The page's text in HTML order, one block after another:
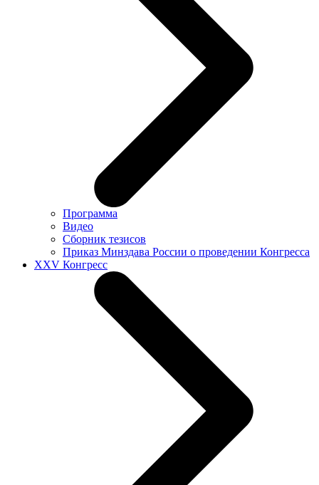
Программа
Видео
Сборник тезисов
Приказ Минздава России о проведении Конгресса
XXV Конгресс